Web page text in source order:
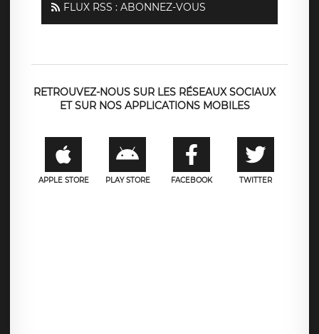
FLUX RSS : ABONNEZ-VOUS
RETROUVEZ-NOUS SUR LES RÉSEAUX SOCIAUX
ET SUR NOS APPLICATIONS MOBILES
APPLE STORE PLAY STORE FACEBOOK TWITTER